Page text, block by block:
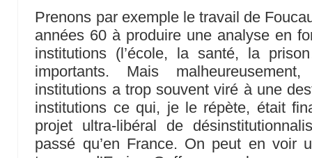
Prenons par exemple le travail de
années 60 à produire une analyse en
institutions (l’école, la santé, la
importants. Mais
institutions a trop souvent viré à une
institutions ce qui, je le répète, était
projet ultra-libéral de
passé qu’en France. On peut en voir